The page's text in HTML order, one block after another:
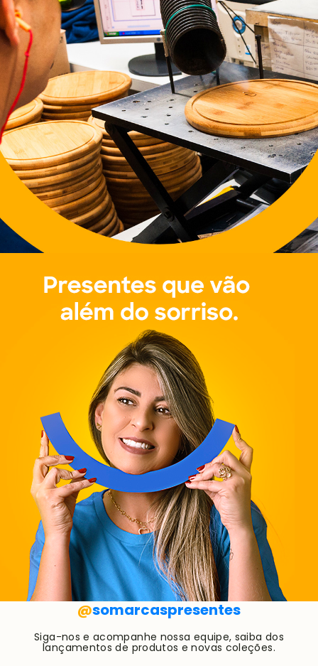
@somarcaspresentes
Siga-nos e acompanhe nossa equipe, saiba dos
lançamentos de produtos e novas coleções.